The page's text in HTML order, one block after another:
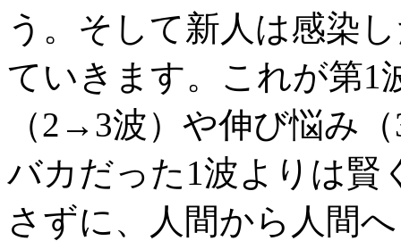
う。そして新人は感染
ていきます。これが第1
（2→3波）や伸び悩み
バカだった1波よりは賢
さずに、人間から人間